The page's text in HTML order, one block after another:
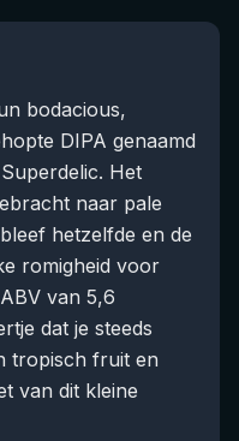
bodacious,
DIPA genaamd
Het
naar pale
hetzelfde en de
romigheid voor
van 5,6
dat je steeds
tropisch fruit en
van dit kleine